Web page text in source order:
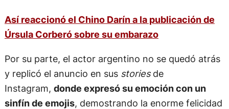
Así reaccionó el Chino Darín a la publicación de
Úrsula Corberó sobre su embarazo
Por su parte, el actor argentino no se quedó atrás
y replicó el anuncio en sus storiesde
Instagram, donde expresó su emoción con un
sinfín de emojis, demostrando la enorme felicidad